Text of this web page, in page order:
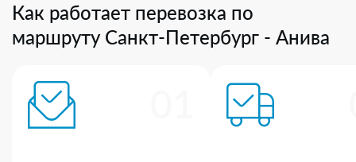
Как работает перевозка по
маршруту Санкт-Петербург - Анива